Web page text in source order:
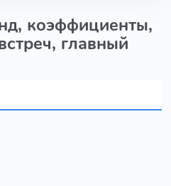
коэффициенты,
главный